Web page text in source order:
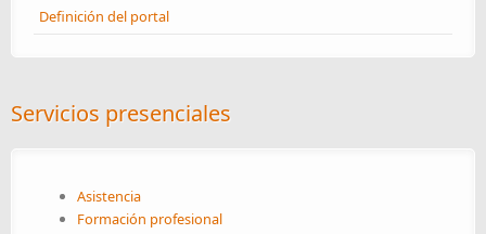
Definición del portal
Servicios presenciales
Asistencia
Formación profesional